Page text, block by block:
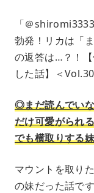
「＠
勃発！リカは「
の返答は…？！
した話】＜
◎まだ読んでい
だけ可愛がられ
でも横取りする
マウントを取り
の妹だった話です